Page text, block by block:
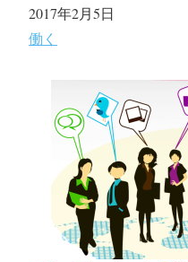
日付
2017年2月5日
関連理由
働く